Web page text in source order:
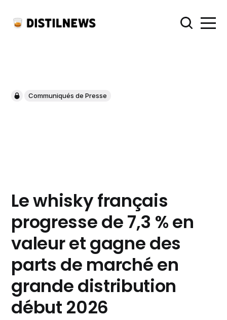
Communiqués de Presse
Le whisky français
progresse de 7,3 % en
valeur et gagne des
parts de marché en
grande distribution
début 2026